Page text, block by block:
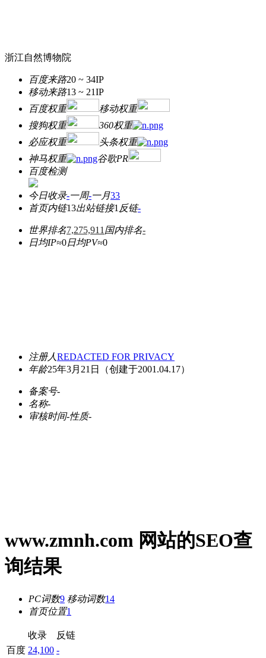
浙江自然博物院
百度来路20 ~ 34IP
移动来路13 ~ 21IP
百度权重
移动权重
搜狗权重
360权重
必应权重
头条权重
神马权重
谷歌PR
百度检测
今日收录-一周-一月33
首页内链13出站链接1 反链-
世界排名7,275,911 国内排名-
日均IP≈0日均PV≈0
注册人REDACTED FOR PRIVACY
年龄25年3月21日 （创建于2001.04.17）
备案号-
名称-
审核时间-性质-
www.zmnh.com 网站的SEO查
询结果
PC词数9 移动词数14
首页位置1
收录
反链
百度 24,100 -